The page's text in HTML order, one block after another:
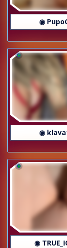
◉
◉
◉